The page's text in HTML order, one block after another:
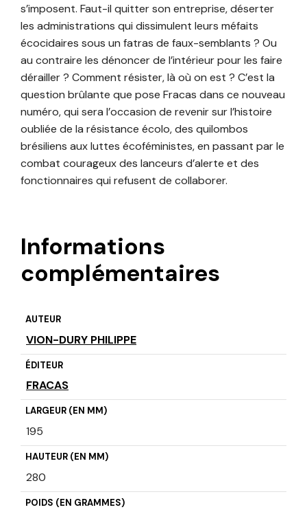
s’imposent. Faut-il quitter son entreprise, déserter
les administrations qui dissimulent leurs méfaits
écocidaires sous un fatras de faux-semblants ? Ou
au contraire les dénoncer de l’intérieur pour les faire
dérailler ? Comment résister, là où on est ? C’est la
question brûlante que pose Fracas dans ce nouveau
numéro, qui sera l’occasion de revenir sur l’histoire
oubliée de la résistance écolo, des quilombos
brésiliens aux luttes écoféministes, en passant par le
combat courageux des lanceurs d’alerte et des
fonctionnaires qui refusent de collaborer.
Informations
complémentaires
AUTEUR
VION-DURY PHILIPPE
ÉDITEUR
FRACAS
LARGEUR (EN MM)
195
HAUTEUR (EN MM)
280
POIDS (EN GRAMMES)